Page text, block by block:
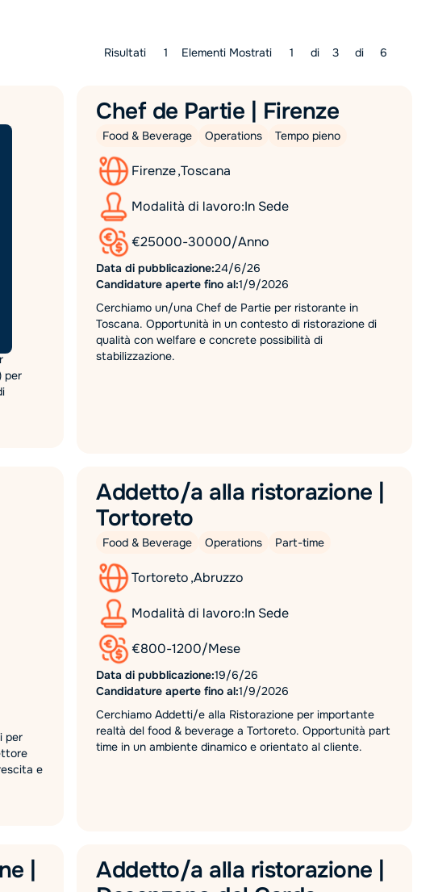
Risultati 1 Elementi Mostrati 1 di 3 di 6
per
Chef de Partie | Firenze
Food & Beverage Operations Tempo pieno
Firenze,Toscana
Modalità di lavoro:In Sede
€25000-30000/Anno
Data di pubblicazione:24/6/26
Candidature aperte fino al:1/9/2026
Cerchiamo un/una Chef de Partie per ristorante in
Toscana. Opportunità in un contesto di ristorazione di
qualità con welfare e concrete possibilità di
stabilizzazione.
per
e
Addetto/a alla ristorazione |
Tortoreto
Food & Beverage Operations Part-time
Tortoreto,Abruzzo
Modalità di lavoro:In Sede
€800-1200/Mese
Data di pubblicazione:19/6/26
Candidature aperte fino al:1/9/2026
Cerchiamo Addetti/e alla Ristorazione per importante
realtà del food & beverage a Tortoreto. Opportunità part
time in un ambiente dinamico e orientato al cliente.
|
Addetto/a alla ristorazione |